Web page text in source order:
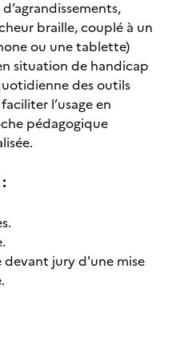
braille, couplé à un
ou une tablette)
situation de handicap
des outils
l’usage en
pédagogique
jury d'une mise